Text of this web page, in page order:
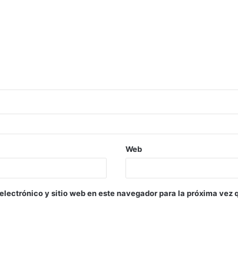
Web
y sitio web en este navegador para la próxima vez